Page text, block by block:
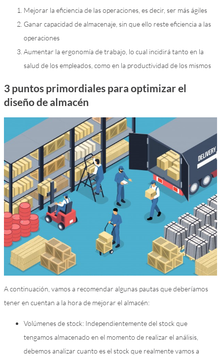
Mejorar la eficiencia de las operaciones, es decir, ser más ágiles
Ganar capacidad de almacenaje, sin que ello reste eficiencia a las
operaciones
Aumentar la ergonomía de trabajo, lo cual incidirá tanto en la
salud de los empleados, como en la productividad de los mismos
3 puntos primordiales para optimizar el
diseño de almacén
A continuación, vamos a recomendar algunas pautas que deberíamos
tener en cuentan a la hora de mejorar el almacén:
Volúmenes de stock: Independientemente del stock que
tengamos almacenado en el momento de realizar el análisis,
debemos analizar cuanto es el stock que realmente vamos a